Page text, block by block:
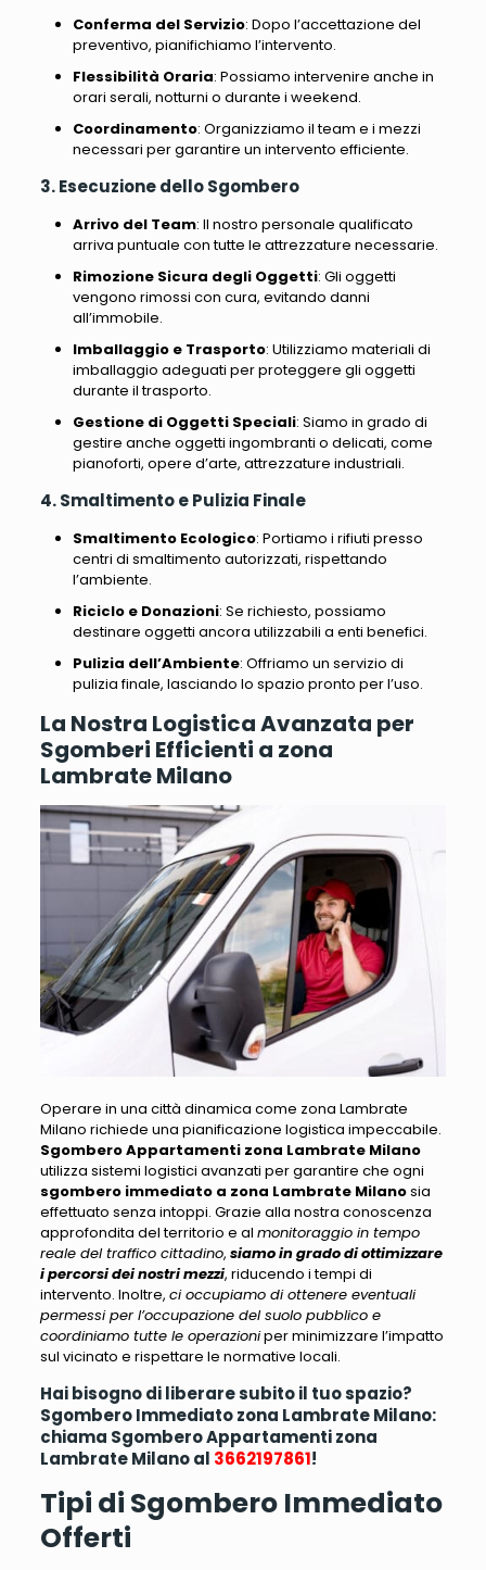
Conferma del Servizio: Dopo l’accettazione del
preventivo, pianifichiamo l’intervento.
Flessibilità Oraria: Possiamo intervenire anche in
orari serali, notturni o durante i weekend.
Coordinamento: Organizziamo il team e i mezzi
necessari per garantire un intervento efficiente.
3. Esecuzione dello Sgombero
Arrivo del Team: Il nostro personale qualificato
arriva puntuale con tutte le attrezzature necessarie.
Rimozione Sicura degli Oggetti: Gli oggetti
vengono rimossi con cura, evitando danni
all’immobile.
Imballaggio e Trasporto: Utilizziamo materiali di
imballaggio adeguati per proteggere gli oggetti
durante il trasporto.
Gestione di Oggetti Speciali: Siamo in grado di
gestire anche oggetti ingombranti o delicati, come
pianoforti, opere d’arte, attrezzature industriali.
4. Smaltimento e Pulizia Finale
Smaltimento Ecologico: Portiamo i rifiuti presso
centri di smaltimento autorizzati, rispettando
l’ambiente.
Riciclo e Donazioni: Se richiesto, possiamo
destinare oggetti ancora utilizzabili a enti benefici.
Pulizia dell’Ambiente: Offriamo un servizio di
pulizia finale, lasciando lo spazio pronto per l’uso.
La Nostra Logistica Avanzata per
Sgomberi Efficienti a zona
Lambrate Milano
Operare in una città dinamica come zona Lambrate
Milano richiede una pianificazione logistica impeccabile.
Sgombero Appartamenti zona Lambrate Milano
utilizza sistemi logistici avanzati per garantire che ogni
sgombero immediato a zona Lambrate Milanosia
effettuato senza intoppi. Grazie alla nostra conoscenza
approfondita del territorio e al monitoraggio in tempo
reale del traffico cittadino, siamo in grado di ottimizzare
i percorsi dei nostri mezzi, riducendo i tempi di
intervento. Inoltre, ci occupiamo di ottenere eventuali
permessi per l’occupazione del suolo pubblico e
coordiniamo tutte le operazioniper minimizzare l’impatto
sul vicinato e rispettare le normative locali.
Hai bisogno di liberare subito il tuo spazio?
Sgombero Immediato zona Lambrate Milano:
chiama Sgombero Appartamenti zona
Lambrate Milano al 3662197861!
Tipi di Sgombero Immediato
Offerti